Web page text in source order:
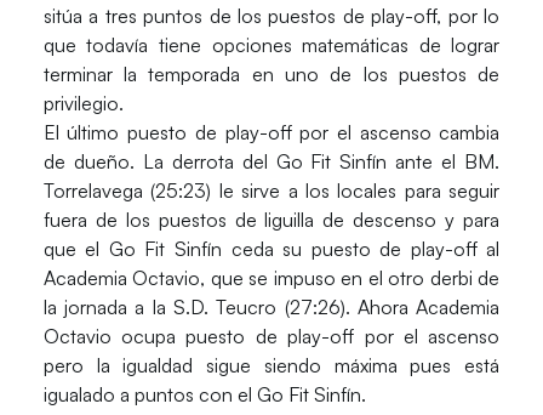
sitúa a tres puntos de los puestos de play-off, por lo
que todavía tiene opciones matemáticas de lograr
terminar la temporada en uno de los puestos de
privilegio.
El último puesto de play-off por el ascenso cambia
de dueño. La derrota del Go Fit Sinfín ante el BM.
Torrelavega (25:23) le sirve a los locales para seguir
fuera de los puestos de liguilla de descenso y para
que el Go Fit Sinfín ceda su puesto de play-off al
Academia Octavio, que se impuso en el otro derbi de
la jornada a la S.D. Teucro (27:26). Ahora Academia
Octavio ocupa puesto de play-off por el ascenso
pero la igualdad sigue siendo máxima pues está
igualado a puntos con el Go Fit Sinfín.